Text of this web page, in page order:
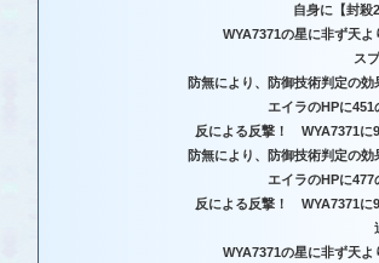
自身に【封殺
WYA7371の星に非ず天よ
ス
防無により、防御技術判定の効
エイラのHPに451
反による反撃！ WYA7371に
防無により、防御技術判定の効
エイラのHPに477
反による反撃！ WYA7371に
WYA7371の星に非ず天よ